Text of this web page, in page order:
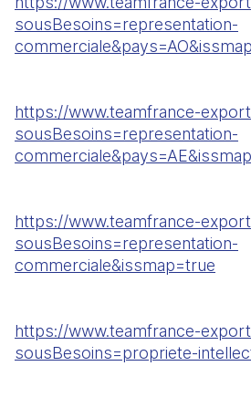
sousBesoins=representation-
https://www.teamfrance-
sousBesoins=representation-
https://www.teamfrance-
sousBesoins=representation-
commerciale&issmap=true
https://www.teamfrance-
sousBesoins=propriete-